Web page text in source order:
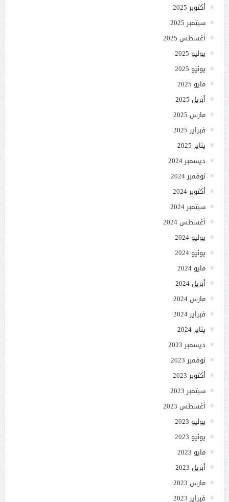
أكتوبر 2025
سبتمبر 2025
أغسطس 2025
يوليو 2025
يونيو 2025
مايو 2025
أبريل 2025
مارس 2025
فبراير 2025
يناير 2025
ديسمبر 2024
نوفمبر 2024
أكتوبر 2024
سبتمبر 2024
أغسطس 2024
يوليو 2024
يونيو 2024
مايو 2024
أبريل 2024
مارس 2024
فبراير 2024
يناير 2024
ديسمبر 2023
نوفمبر 2023
أكتوبر 2023
سبتمبر 2023
أغسطس 2023
يوليو 2023
يونيو 2023
مايو 2023
أبريل 2023
مارس 2023
فبراير 2023